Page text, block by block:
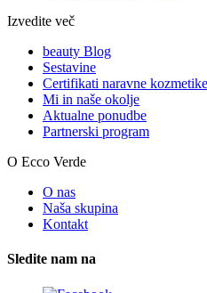
Izvedite več
beauty Blog
Sestavine
Certifikati naravne kozmetike
Mi in naše okolje
Aktualne ponudbe
Partnerski program
O Ecco Verde
O nas
Naša skupina
Kontakt
Sledite nam na